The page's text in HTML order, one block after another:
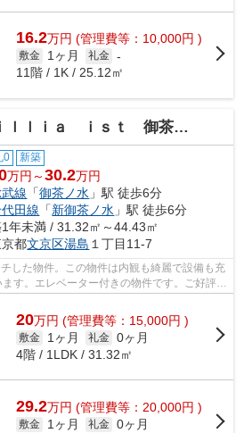
16.2万円 (管理費等：10,000円 )
敷金 1ヶ月 礼金 -
11階 / 1K / 25.12㎡
ｌｌｉａ ｉｓｔ 御茶ノ水
0 新築
万円～30.2万円
線 「御茶ノ水 」駅 徒歩6分
田線 「新御茶ノ水 」駅 徒歩6分
年未満 / 31.32㎡～44.43㎡
都文京区湯島 １丁目11-7
した物件。この物件は内観も綺麗で設備も充
す。エレベーター付きの物件です。ご好評の
20万円 (管理費等：15,000円 )
敷金 1ヶ月 礼金 0ヶ月
4階 / 1LDK / 31.32㎡
29.2万円 (管理費等：20,000円 )
敷金 1ヶ月 礼金 0ヶ月